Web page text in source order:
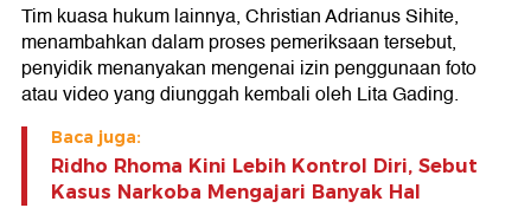
Tim kuasa hukum lainnya, Christian Adrianus Sihite,
menambahkan dalam proses pemeriksaan tersebut,
penyidik menanyakan mengenai izin penggunaan foto
atau video yang diunggah kembali oleh Lita Gading.
Baca juga:
Ridho Rhoma Kini Lebih Kontrol Diri, Sebut
Kasus Narkoba Mengajari Banyak Hal